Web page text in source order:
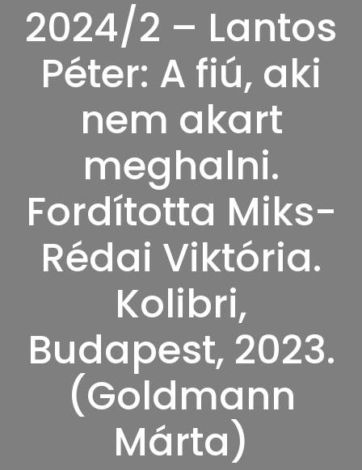
2024/2 – Lantos
Péter: A fiú, aki
nem akart
meghalni.
Fordította Miks-
Rédai Viktória.
Kolibri,
Budapest, 2023.
(Goldmann
Márta)